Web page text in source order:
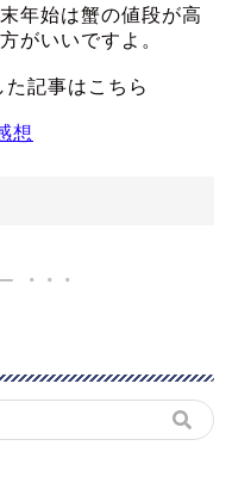
年始は蟹の値段が高
がいいですよ。
記事はこちら
想